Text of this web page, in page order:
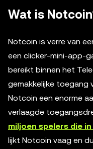
Wat is
Notcoin is verre van
een clicker-mini-app-
bereikt binnen het
gemakkelijke toegang
Notcoin een enorme
verlaagde
miljoen spelers die
lijkt Notcoin vaag en